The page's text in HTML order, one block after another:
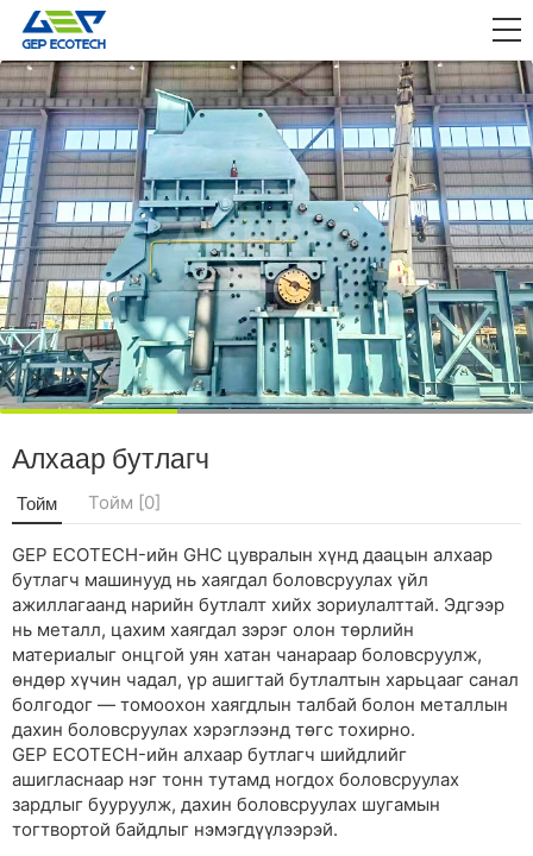
ӨРГӨДӨЛ
СУЛЛАХ
БИДНИЙ ТУХАЙ
БИДЭНТЭЙ ХОЛБОО БАРИНА УУ

Алхаар бутлагч
Тойм Тойм [0]
GEP ECOTECH-ийн GHC цувралын хүнд даацын алхаар
бутлагч машинууд нь хаягдал боловсруулах үйл
ажиллагаанд нарийн бутлалт хийх зориулалттай. Эдгээр
нь металл, цахим хаягдал зэрэг олон төрлийн
материалыг онцгой уян хатан чанараар боловсруулж,
өндөр хүчин чадал, үр ашигтай бутлалтын харьцааг санал
болгодог — томоохон хаягдлын талбай болон металлын
дахин боловсруулах хэрэглээнд төгс тохирно.
GEP ECOTECH-ийн алхаар бутлагч шийдлийг
ашигласнаар нэг тонн тутамд ногдох боловсруулах
зардлыг бууруулж, дахин боловсруулах шугамын
тогтвортой байдлыг нэмэгдүүлээрэй.